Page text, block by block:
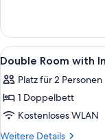
anzeigen
Room
with
City
Alle
Fotos
für
Double
Room
with
10
Double Room with
Platz für 2 Personen
1 Doppelbett
Kostenloses WLAN
Weitere Details
Weitere